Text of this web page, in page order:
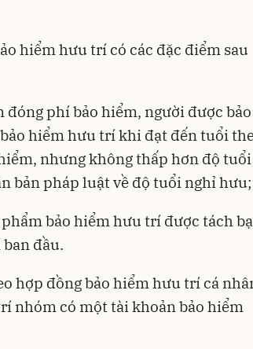
hiểm hưu trí có các đặc điểm sau
đóng phí bảo hiểm, người được bảo
hiểm hưu trí khi đạt đến tuổi
nhưng không thấp hơn độ tuổi
bản pháp luật về độ tuổi nghỉ hưu;
bảo hiểm hưu trí được tách
đầu.
hợp đồng bảo hiểm hưu trí cá
nhóm có một tài khoản bảo hiểm